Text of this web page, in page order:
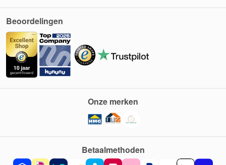
Beoordelingen
Betaalmethoden
Onze merken